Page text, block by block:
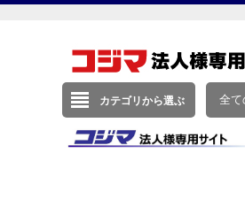
カテゴリから選ぶ 全て